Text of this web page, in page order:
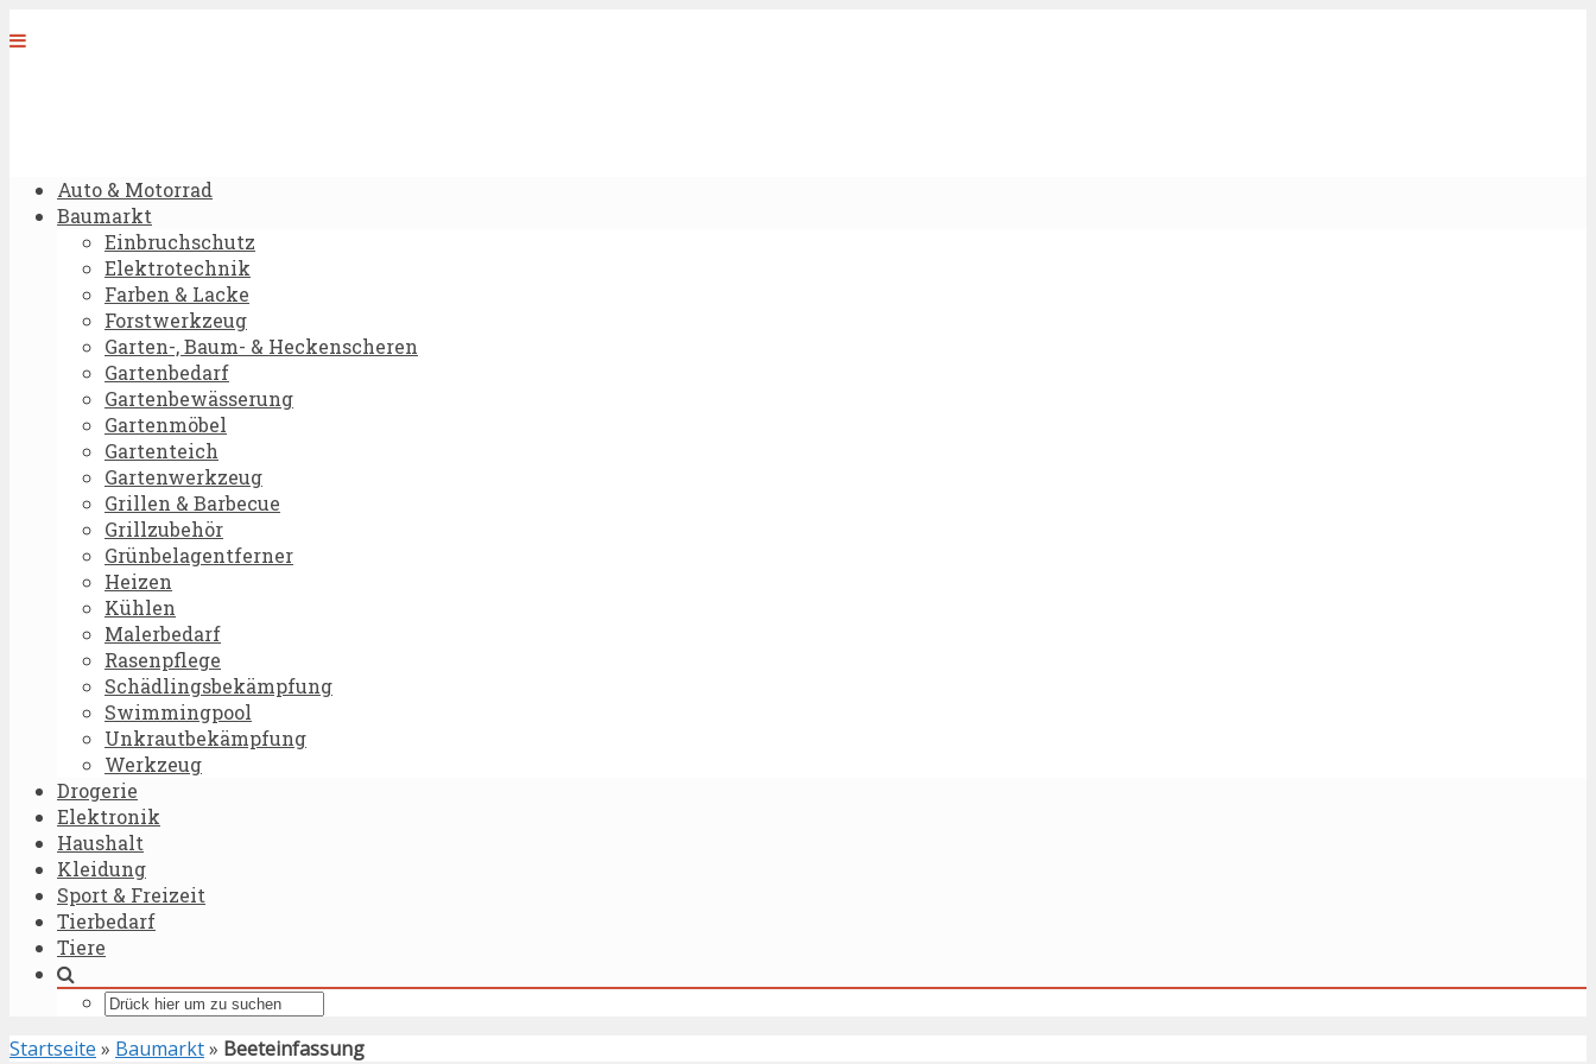
Auto & Motorrad
Baumarkt
Einbruchschutz
Elektrotechnik
Farben & Lacke
Forstwerkzeug
Garten-, Baum- & Heckenscheren
Gartenbedarf
Gartenbewässerung
Gartenmöbel
Gartenteich
Gartenwerkzeug
Grillen & Barbecue
Grillzubehör
Grünbelagentferner
Heizen
Kühlen
Malerbedarf
Rasenpflege
Schädlingsbekämpfung
Swimmingpool
Unkrautbekämpfung
Werkzeug
Drogerie
Elektronik
Haushalt
Kleidung
Sport & Freizeit
Tierbedarf
Tiere
Startseite » Baumarkt» Beeteinfassung